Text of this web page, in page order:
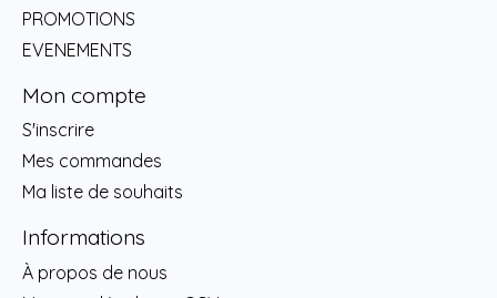
PROMOTIONS
EVENEMENTS
Mon compte
S'inscrire
Mes commandes
Ma liste de souhaits
Informations
À propos de nous